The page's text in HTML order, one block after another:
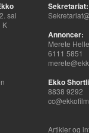
sal
K
Sekretariat:
Annoncer:
Merete
6111 5851
Ekko
8838 9292
Artikler og